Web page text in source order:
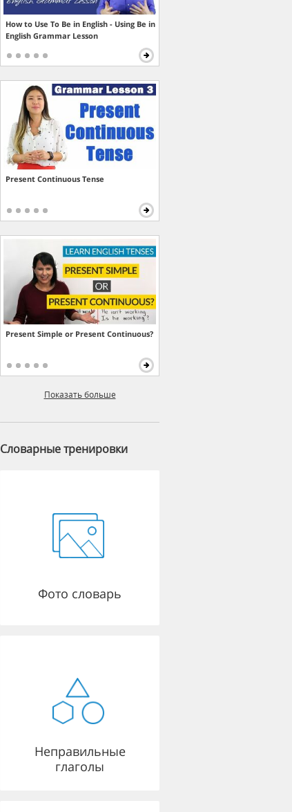
How to Use To Be in English - Using Be in
English Grammar Lesson
Present Continuous Tense
Present Simple or Present Continuous?
Показать больше
Словарные тренировки
Фото словарь
Неправильные
глаголы